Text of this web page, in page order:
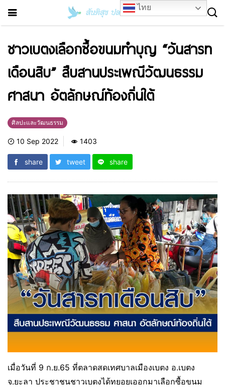
ชาวเบตงเลือกซื้อขนมทำบุญ “วันสารท
เดือนสิบ” สืบสานประเพณีวัฒนธรรม
ศาสนา อัตลักษณ์ท้องถิ่นใต้
ศิลปะและวัฒนธรรม
10 Sep 2022 1403
share tweet share
เมื่อวันที่ 9 ก.ย.65 ที่ตลาดสดเทศบาลเมืองเบตง อ.เบตง
จ.ยะลา ประชาชนชาวเบตงได้ทยอยเออกมาเลือกซื้อขนม
ไทย